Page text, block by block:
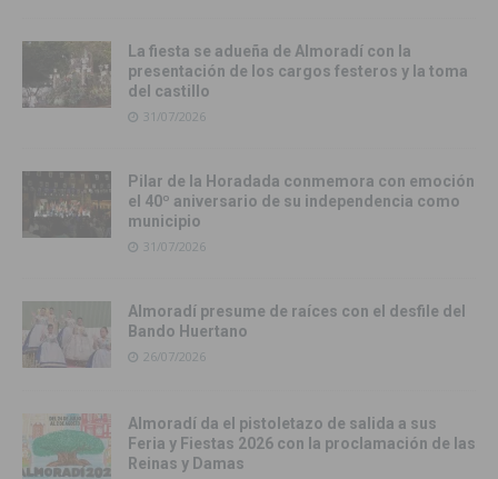
La fiesta se adueña de Almoradí con la
presentación de los cargos festeros y la toma
del castillo
31/07/2026
Pilar de la Horadada conmemora con emoción
el 40º aniversario de su independencia como
municipio
31/07/2026
Almoradí presume de raíces con el desfile del
Bando Huertano
26/07/2026
Almoradí da el pistoletazo de salida a sus
Feria y Fiestas 2026 con la proclamación de las
Reinas y Damas